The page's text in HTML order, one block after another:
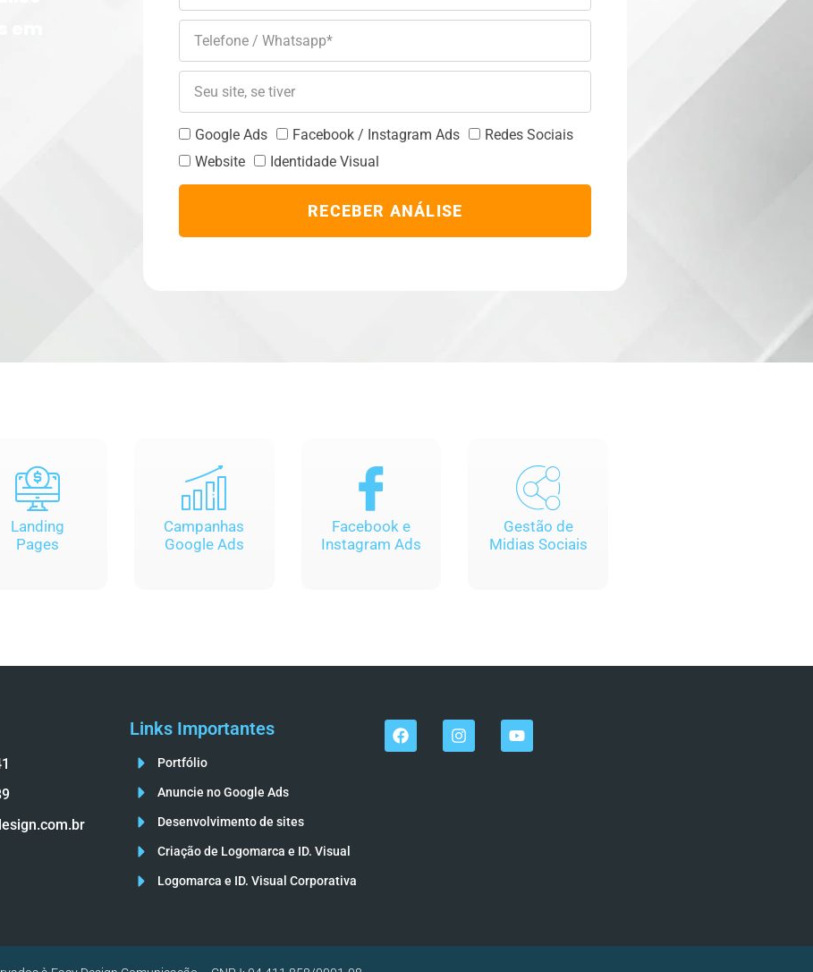
Google Ads Facebook / Instagram Ads
Redes Sociais
Website
Identidade Visual
RECEBER ANÁLISE
Landing
Pages
Campanhas
Google Ads
Facebook e
Instagram Ads
Gestão de
Midias Sociais
Links Importantes
Portfólio
Anuncie no Google Ads
Desenvolvimento de sites
Criação de Logomarca e ID. Visual
Logomarca e ID. Visual Corporativa